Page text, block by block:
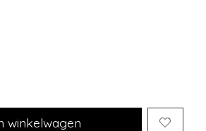
winkelwagen